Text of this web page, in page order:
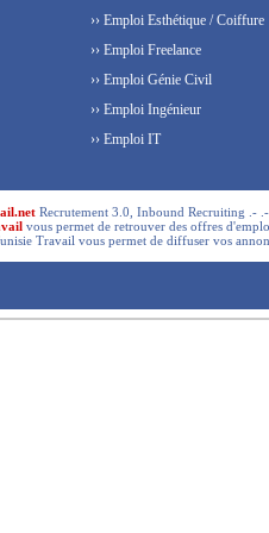
›› Emploi Esthétique / Coiffure
›› Emploi Freelance
›› Emploi Génie Civil
›› Emploi Ingénieur
›› Emploi IT
Recrutement 3.0, Inbound Recruiting .-
vous permet de retrouver des offres
Travail vous permet de diffuser vos